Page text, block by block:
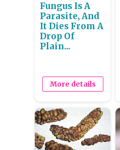
Fungus Is A
Parasite, And
It Dies From A
Drop Of
Plain...
More details